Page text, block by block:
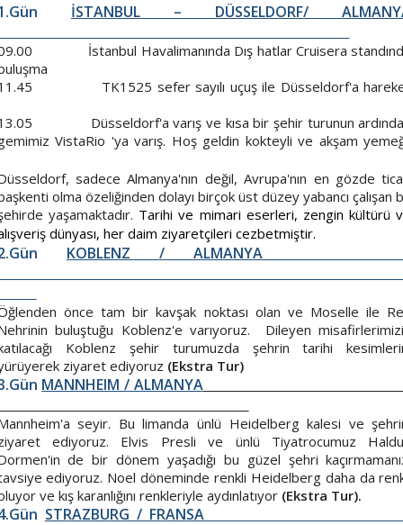
İSTANBUL – DÜSSELDORF/
İstanbul Havalimanında Dış hatlar Cruisera
TK1525 sefer sayılı uçuş ile Düsseldorf'a
Düsseldorf'a varış ve kısa bir şehir turunun
VistaRio 'ya varış. Hoş geldin kokteyli ve akşam
sadece Almanya'nın değil, Avrupa'nın en gözde
olma özeliğinden dolayı birçok üst düzey yabancı çalışan
yaşamaktadır. Tarihi ve mimari eserleri, zengin kültürü
dünyası, her daim ziyaretçileri cezbetmiştir.
KOBLENZ /
önce tam bir kavşak noktası olan ve Moselle ile
buluştuğu Koblenz'e varıyoruz. Dileyen
Koblenz şehir turumuzda şehrin tarihi
ziyaret ediyoruz (Ekstra Tur)
MANNHEIM / ALMANYA
seyir. Bu limanda ünlü Heidelberg kalesi ve
ediyoruz. Elvis Presli ve ünlü Tiyatrocumuz
de bir dönem yaşadığı bu güzel şehri
ediyoruz. Noel döneminde renkli Heidelberg daha da
ve kış karanlığını renkleriyle aydınlatıyor (Ekstra Tur).
STRAZBURG /